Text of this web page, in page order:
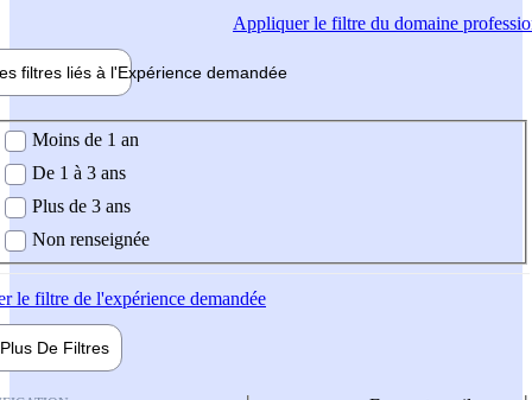
Appliquerle filtre du domaine
filtres liés à l'Expérience demandée
demandée
Moins de 1 an
De 1 à 3 ans
Plus de 3 ans
Non renseignée
le filtre de l'expérience demandée
Plus De Filtres